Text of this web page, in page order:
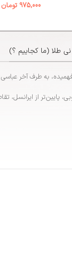
975,000 تومان
طلا (ما کجاییم ؟)
به طرف آخر عباسی